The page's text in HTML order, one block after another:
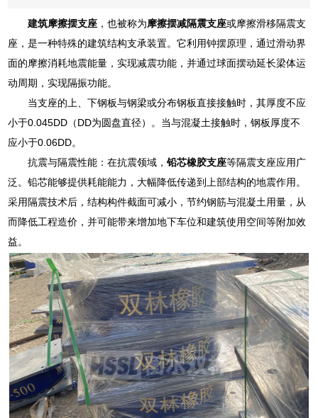
建筑摩擦摆支座 ，也被称为摩擦摆减隔震支座或摩擦滑移隔震支
座，是一种特殊的建筑结构支承装置。它利用钟摆原理，通过滑动界
面的摩擦消耗地震能量，实现减震功能，并通过球面摆动延长梁体运
动周期，实现隔振功能。
当支座的上、下钢板与钢梁或分布钢板直接接触时，其厚度不应
小于0.045DD（DD为圆盘直径）。当与混凝土接触时，钢板厚度不
应小于0.06DD。
抗震与隔震性能：在抗震领域，铅芯橡胶支座等隔震支座应用广
泛。铅芯能够提供耗能能力，大幅降低传递到上部结构的地震作用。
采用隔震技术后，结构构件截面可减小，节约钢筋与混凝土用量，从
而降低工程造价，并可能带来增加地下车位和建筑使用空间等附加效
益。